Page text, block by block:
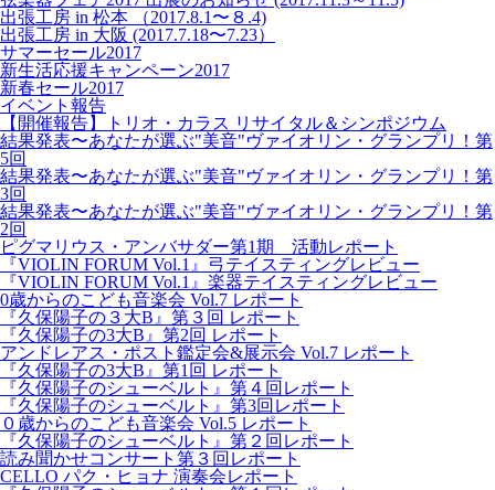
出張工房 in 松本 （2017.8.1〜８.4)
出張工房 in 大阪 (2017.7.18〜7.23）
サマーセール2017
新生活応援キャンペーン2017
新春セール2017
イベント報告
【開催報告】トリオ・カラス リサイタル＆シンポジウム
結果発表〜あなたが選ぶ"美音"ヴァイオリン・グランプリ！第
5回
結果発表〜あなたが選ぶ"美音"ヴァイオリン・グランプリ！第
3回
結果発表〜あなたが選ぶ"美音"ヴァイオリン・グランプリ！第
2回
ピグマリウス・アンバサダー第1期 活動レポート
『VIOLIN FORUM Vol.1』弓テイスティングレビュー
『VIOLIN FORUM Vol.1』楽器テイスティングレビュー
0歳からのこども音楽会 Vol.7 レポート
『久保陽子の３大B』第３回 レポート
『久保陽子の3大B』第2回 レポート
アンドレアス・ポスト鑑定会&展示会 Vol.7 レポート
『久保陽子の3大B』第1回 レポート
『久保陽子のシューベルト』第４回レポート
『久保陽子のシューベルト』第3回レポート
０歳からのこども音楽会 Vol.5 レポート
『久保陽子のシューベルト』第２回レポート
読み聞かせコンサート第３回レポート
CELLO パク・ヒョナ 演奏会レポート